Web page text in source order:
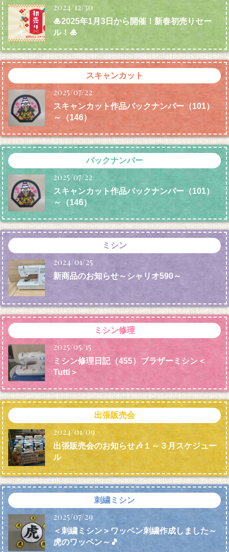
2024/12/30
🎍2025年1月3日から開催！新春初売りセー
ル！🎍
スキャンカット
2025/07/22
スキャンカット作品バックナンバー（101）
～（146）
バックナンバー
2025/07/22
スキャンカット作品バックナンバー（101）
～（146）
ミシン
2024/01/25
新商品のお知らせ～シャリオ590～
ミシン修理
2025/05/15
ミシン修理日記（455）ブラザーミシン＜
Tutti＞
出張販売会
2024/01/09
出張販売会のお知らせ🎶１～３月スケジュー
ル
刺繍ミシン
2025/07/29
＜刺繍ミシン＞ワッペン刺繍作成しました～
虎のワッペン～🎵